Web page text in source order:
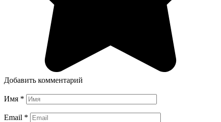
Добавить комментарий
Имя *
Email *